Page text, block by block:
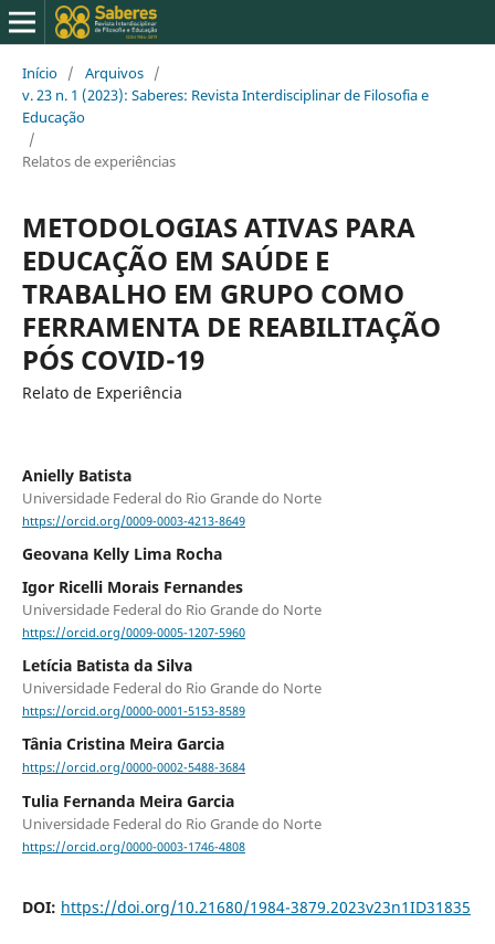
Início / Arquivos /
v. 23 n. 1 (2023): Saberes: Revista Interdisciplinar de Filosofia e
Educação
/
Relatos de experiências
METODOLOGIAS ATIVAS PARA
EDUCAÇÃO EM SAÚDE E
TRABALHO EM GRUPO COMO
FERRAMENTA DE REABILITAÇÃO
PÓS COVID-19
Relato de Experiência
Anielly Batista
Universidade Federal do Rio Grande do Norte
https://orcid.org/0009-0003-4213-8649
Geovana Kelly Lima Rocha
Igor Ricelli Morais Fernandes
Universidade Federal do Rio Grande do Norte
https://orcid.org/0009-0005-1207-5960
Letícia Batista da Silva
Universidade Federal do Rio Grande do Norte
https://orcid.org/0000-0001-5153-8589
Tânia Cristina Meira Garcia
https://orcid.org/0000-0002-5488-3684
Tulia Fernanda Meira Garcia
Universidade Federal do Rio Grande do Norte
https://orcid.org/0000-0003-1746-4808
DOI: https://doi.org/10.21680/1984-3879.2023v23n1ID31835